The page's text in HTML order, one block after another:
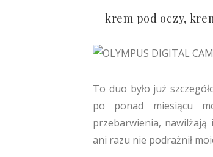
krem pod oczy,
To duo było już
po ponad miesiącu
przebarwienia, nawilżają
ani razu nie podrażnił